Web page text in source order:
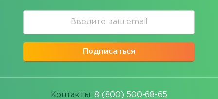
Подписаться
Контакты: 8 (800) 500-68-65